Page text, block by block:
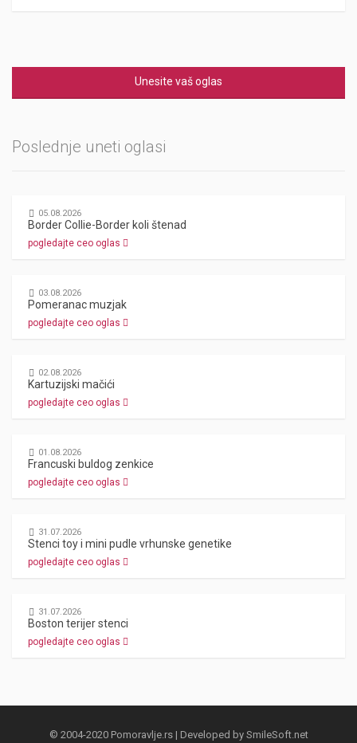
Unesite vaš oglas
Poslednje uneti oglasi
05.08.2026
Border Collie-Border koli štenad
pogledajte ceo oglas
03.08.2026
Pomeranac muzjak
pogledajte ceo oglas
02.08.2026
Kartuzijski mačići
pogledajte ceo oglas
01.08.2026
Francuski buldog zenkice
pogledajte ceo oglas
31.07.2026
Stenci toy i mini pudle vrhunske genetike
pogledajte ceo oglas
31.07.2026
Boston terijer stenci
pogledajte ceo oglas
© 2004-2020 Pomoravlje.rs | Developed by SmileSoft.net